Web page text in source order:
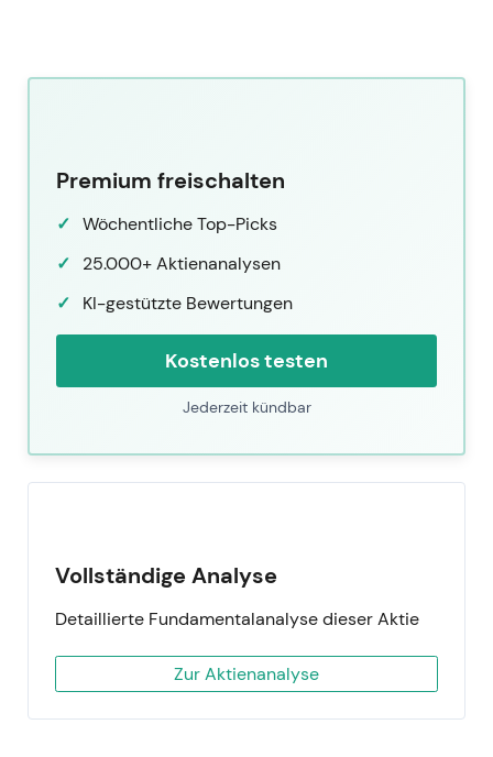
Premium freischalten
Wöchentliche Top-Picks
25.000+ Aktienanalysen
KI-gestützte Bewertungen
Kostenlos testen
Jederzeit kündbar
Vollständige Analyse
Detaillierte Fundamentalanalyse dieser Aktie
Zur Aktienanalyse